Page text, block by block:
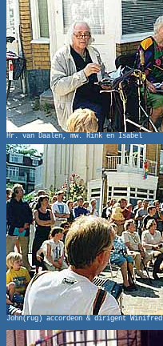
Hr. van Daalen, mw. Rink en Isabel
John(rug) accordeon & dirigent Winifred